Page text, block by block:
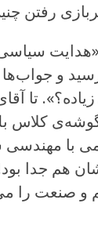
رفتن
و
تا
کلاس
با
هم جدا
صنعت را